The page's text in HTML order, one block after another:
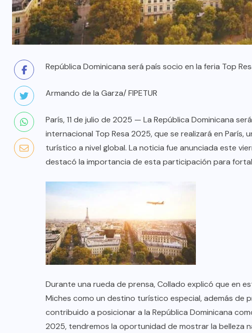
República Dominicana será país socio en la feria Top
Armando de la Garza/ FIPETUR
París, 11 de julio de 2025 — La República Dominicana
internacional Top Resa 2025, que se realizará en
turístico a nivel global. La noticia fue anunciada este
destacó la importancia de esta participación para
Durante una rueda de prensa, Collado explicó que en
Miches como un destino turístico especial, además de
contribuido a posicionar a la República Dominicana
2025, tendremos la oportunidad de mostrar la belleza